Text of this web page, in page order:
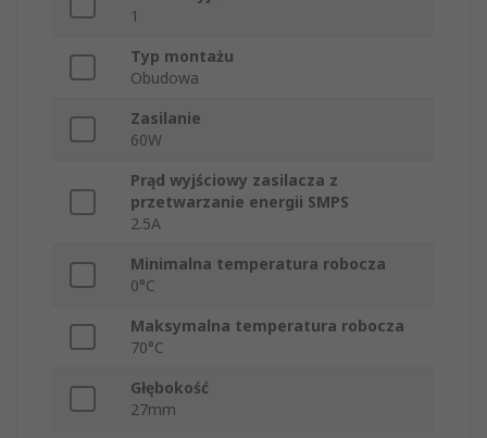
1
Typ montażu
Obudowa
Zasilanie
60W
Prąd wyjściowy zasilacza z
przetwarzanie energii SMPS
2.5A
Minimalna temperatura robocza
0°C
Maksymalna temperatura robocza
70°C
Głębokość
27mm